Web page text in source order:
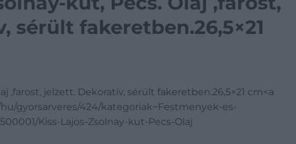
sérült fakeretben.26,5×21
,farost, jelzett. Dekoratív, sérült fakeretben.26,5×21 cm<a
gyorsarveres/424/kategoriak~Festmenyek-es-
Kiss-Lajos-Zsolnay-kut-Pecs-Olaj